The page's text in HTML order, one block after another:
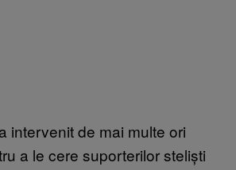
intervenit de mai multe ori
a le cere suporterilor steliști